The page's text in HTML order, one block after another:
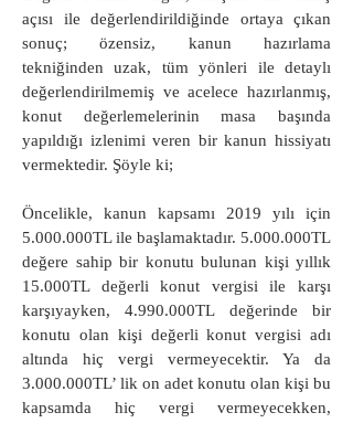
açısı ile değerlendirildiğinde ortaya çıkan
sonuç; özensiz, kanun hazırlama
tekniğinden uzak, tüm yönleri ile detaylı
değerlendirilmemiş ve acelece hazırlanmış,
konut değerlemelerinin masa başında
yapıldığı izlenimi veren bir kanun hissiyatı
vermektedir. Şöyle ki;
Öncelikle, kanun kapsamı 2019 yılı için
5.000.000TL ile başlamaktadır. 5.000.000TL
değere sahip bir konutu bulunan kişi yıllık
15.000TL değerli konut vergisi ile karşı
karşıyayken, 4.990.000TL değerinde bir
konutu olan kişi değerli konut vergisi adı
altında hiç vergi vermeyecektir. Ya da
3.000.000TL’ lik on adet konutu olan kişi bu
kapsamda hiç vergi vermeyecekken,